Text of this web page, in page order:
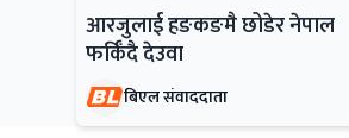
आरजुलाई हङकङमै छोडेर नेपाल
फर्किँदै देउवा
बिएल संवाददाता